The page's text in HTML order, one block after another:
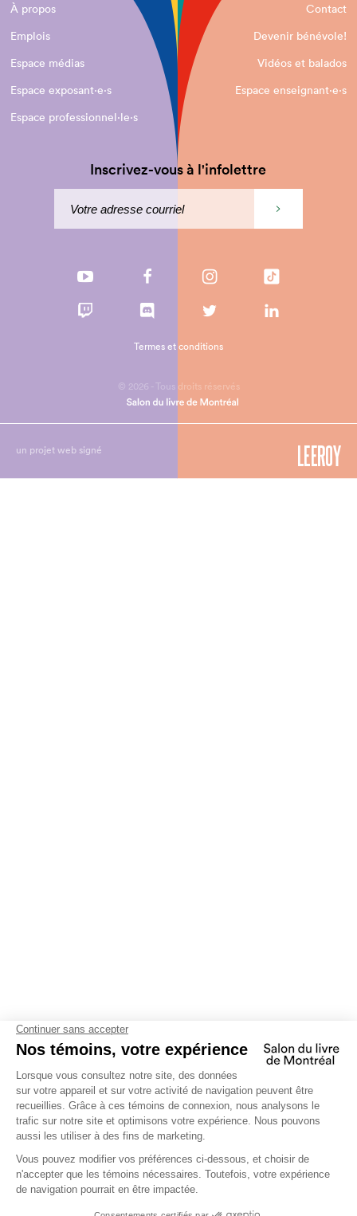
À propos
Contact
Emplois
Devenir bénévole!
Espace médias
Vidéos et balados
Espace exposant·e⋅s
Espace enseignant·e⋅s
Espace professionnel·le⋅s
Inscrivez-vous à l'infolettre
© 2026 - Tous droits réservés
Termes et conditions
un projet web signé